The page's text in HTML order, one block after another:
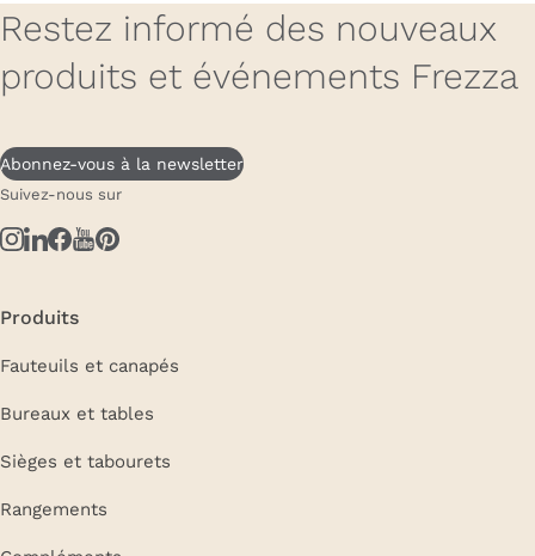
Restez informé des nouveaux
produits et événements Frezza
Abonnez-vous à la newsletter
Suivez-nous sur
Produits
Fauteuils et canapés
Bureaux et tables
Sièges et tabourets
Rangements